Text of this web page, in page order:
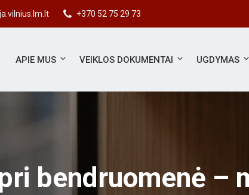
+370 52 75 29 73
APIE MUS VEIKLOS DOKUMENTAI UGDYMAS
bendruomenė –